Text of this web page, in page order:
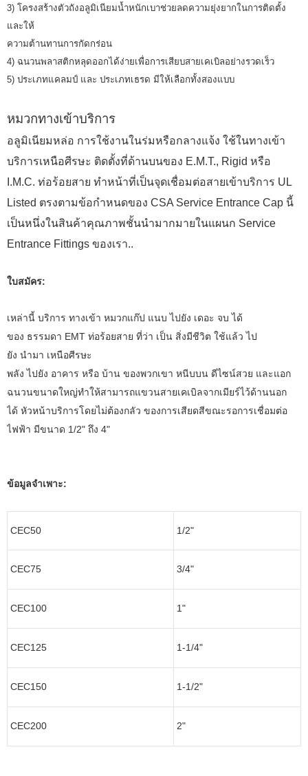
3) โครงสร้างตัวถังอลูมิเนียมน้ำหนักเบาช่วยลดความยุ่งยากในการติดตั้ง
และให้
ความต้านทานการกัดกร่อน
4) ฉนวนพลาสติกหลุดออกได้ง่ายเพื่อการเสียบสายเคเบิลอย่างรวดเร็ว
5) ประเภทแคลมป์ และ ประเภทเธรด มีให้เลือกทั้งสองแบบ
หมวกทางเข้าบริการ
อลูมิเนียมหล่อ การใช้งานในร่มหรือกลางแจ้ง ใช้ในทางเข้า
บริการเหนือศีรษะ ติดตั้งที่ด้านบนของ E.M.T., Rigid หรือ
I.M.C. ท่อร้อยสาย ทำหน้าที่เป็นจุดเชื่อมต่อสายเข้าบริการ UL
Listed ตรงตามข้อกำหนดของ CSA Service Entrance Cap นี้
เป็นหนึ่งในสินค้าคุณภาพชั้นนำมากมายในแผนก Service
Entrance Fittings ของเรา..
ใบสมัคร:
เหล่านี้ บริการ ทางเข้า หมวกแก๊ป แนบ ไปยัง เดอะ จบ ได้
ของ ธรรมดา EMT ท่อร้อยสาย ที่ว่า เป็น สิ่งมีชีวิต ใช้แล้ว ไป
ยัง นำมา เหนือศีรษะ
พลัง ไปยัง อาคาร หรือ บ้าน ของพวกเขา หนีบบน ดีไซน์สวย และแอก
ฉนวนขนาดใหญ่ทำให้สามารถแขวนสายเคเบิลจากเมียร์ไว้ด้านนอก
ได้ หัวหน้าบริการโดยไม่ต้องกลัว ของการเสียดสีขณะรอการเชื่อมต่อ
ไฟฟ้า มีขนาด 1/2" ถึง 4"
ข้อมูลจำเพาะ:
CEC50 1/2"
CEC75 3/4"
CEC100 1"
CEC125 1-1/4"
CEC150 1-1/2"
CEC200 2"